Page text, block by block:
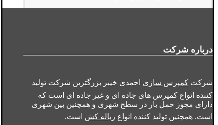
درباره شرکت
شرکت کمپرس سازی احمدی خیبر بزرگترین شرکت تولید
کننده انواع کمپرس های جاده ای و غیر جاده ای است که
دارای مجوز حمل بار در سطح شهری و همچنین بین شهری
است. همچنین تولید کننده انواع زباله کش است.